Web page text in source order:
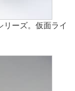
ーズ。仮面ライ